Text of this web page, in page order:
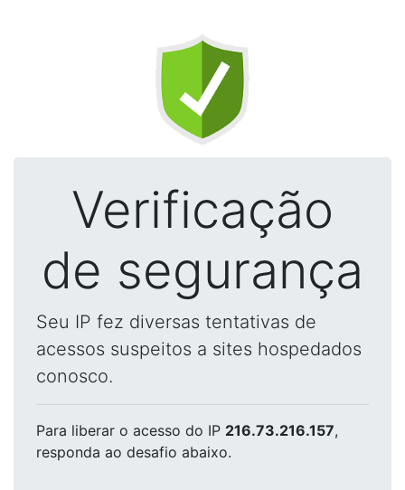
Verificação
de segurança
Seu IP fez diversas tentativas de
acessos suspeitos a sites hospedados
conosco.
Para liberar o acesso do IP 216.73.216.157,
responda ao desafio abaixo.